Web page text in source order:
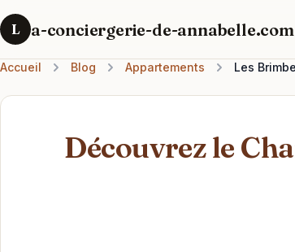
L a-conciergerie-de-annabelle.com
Accueil Blog Appartements Les
Découvrez le